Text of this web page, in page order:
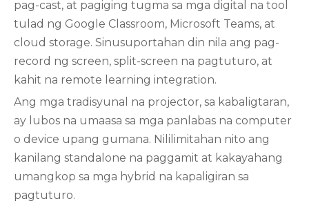
pag-cast, at pagiging tugma sa mga digital na tool
tulad ng Google Classroom, Microsoft Teams, at
cloud storage. Sinusuportahan din nila ang pag-
record ng screen, split-screen na pagtuturo, at
kahit na remote learning integration.
Ang mga tradisyunal na projector, sa kabaligtaran,
ay lubos na umaasa sa mga panlabas na computer
o device upang gumana. Nililimitahan nito ang
kanilang standalone na paggamit at kakayahang
umangkop sa mga hybrid na kapaligiran sa
pagtuturo.